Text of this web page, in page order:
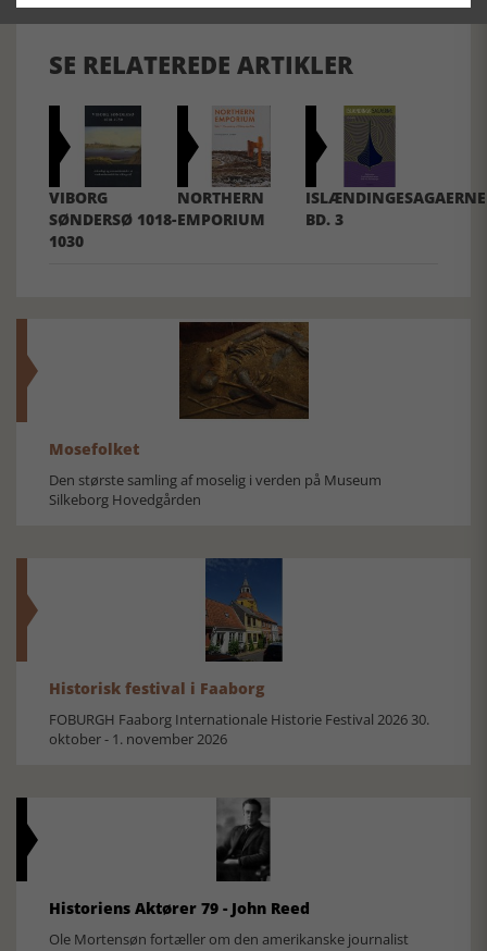
SE RELATEREDE ARTIKLER
VIBORG
SØNDERSØ 1018-
1030
NORTHERN
EMPORIUM
ISLÆNDINGESAGAERNE
BD. 3
Mosefolket
Den største samling af moselig i verden på Museum
Silkeborg Hovedgården
Historisk festival i Faaborg
FOBURGH Faaborg Internationale Historie Festival 2026 30.
oktober - 1. november 2026
Historiens Aktører 79 - John Reed
Ole Mortensøn fortæller om den amerikanske journalist